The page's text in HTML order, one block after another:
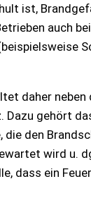
ist,
auch
daher
gehört
die den
wird u.
dass ein